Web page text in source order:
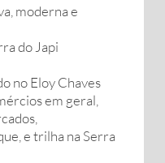
moderna e
do Japi
no Eloy Chaves
em geral,
e trilha na Serra